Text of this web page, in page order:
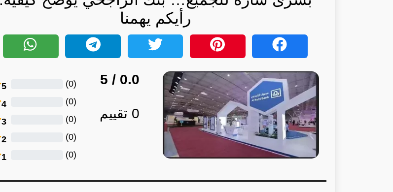
رأيكم يهمنا
0.0
/ 5
0 تقييم
5 (
0
)
4 (
0
)
3 (
0
)
2 (
0
)
1 (
0
)